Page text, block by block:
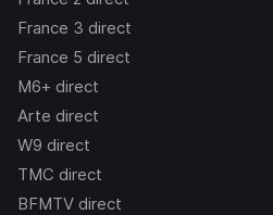
France 3 direct
France 5 direct
M6+ direct
Arte direct
W9 direct
TMC direct
BFMTV direct